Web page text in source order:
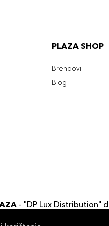
PLAZA SHOP
Brendovi
Blog
- "DP Lux Distribution"